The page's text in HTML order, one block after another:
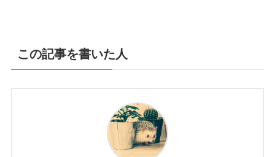
この記事を書いた人